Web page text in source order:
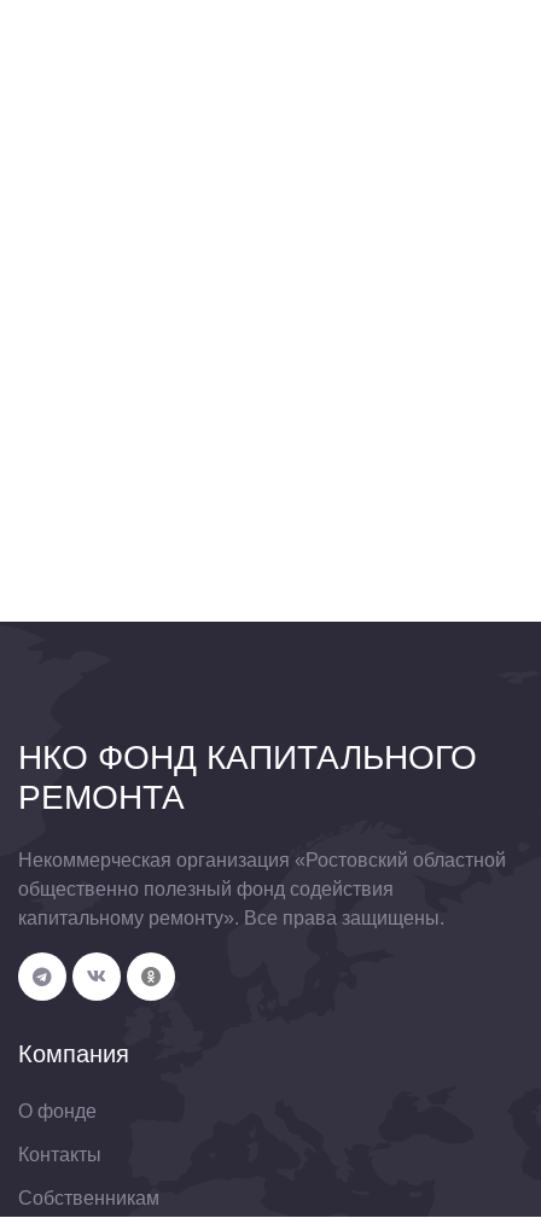
НКО ФОНД КАПИТАЛЬНОГО
РЕМОНТА
Некоммерческая организация «Ростовский областной
общественно полезный фонд содействия
капитальному ремонту». Все права защищены.
Компания
О фонде
Контакты
Собственникам